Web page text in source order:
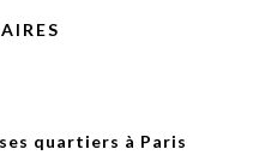
quartiers à Paris